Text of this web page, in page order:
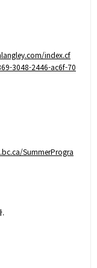
index.cf
3048-2446-ac6f-70
SummerProgra
.